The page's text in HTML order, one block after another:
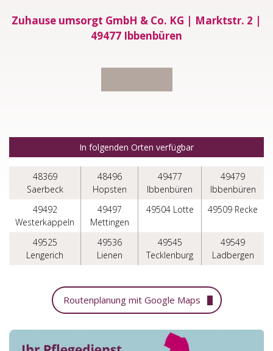
Zuhause umsorgt GmbH & Co. KG | Marktstr. 2 |
49477 Ibbenbüren
In folgenden Orten verfügbar
48369
Saerbeck
48496
Hopsten
49477
Ibbenbüren
49479
Ibbenbüren
49492
Westerkappeln
49497
Mettingen
49504 Lotte 49509 Recke
49525
Lengerich
49536
Lienen
49545
Tecklenburg
49549
Ladbergen
Routenplanung mit Google Maps